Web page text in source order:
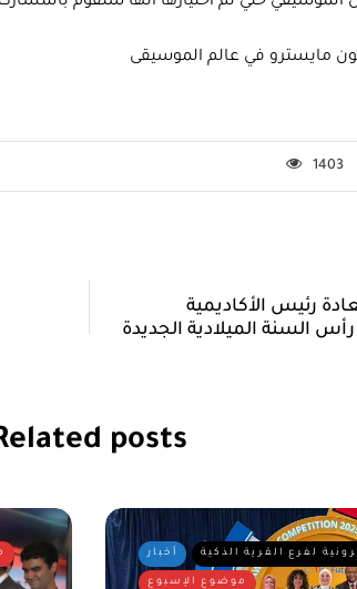
1403
رئيس الأكاديمية
السنة الميلادية الجديدة
posts
أخبار لفرع القرية الذكية
موضوع الإسبوع